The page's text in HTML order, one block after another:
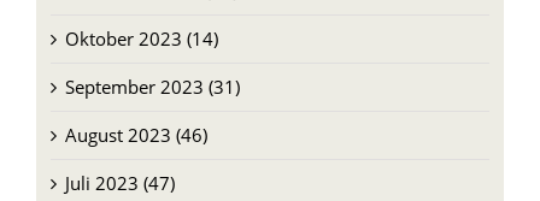
Oktober 2023 (14)
September 2023 (31)
August 2023 (46)
Juli 2023 (47)